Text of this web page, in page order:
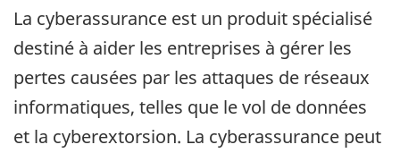
La cyberassurance est un produit spécialisé
destiné à aider les entreprises à gérer les
pertes causées par les attaques de réseaux
informatiques, telles que le vol de données
et la cyberextorsion. La cyberassurance peut